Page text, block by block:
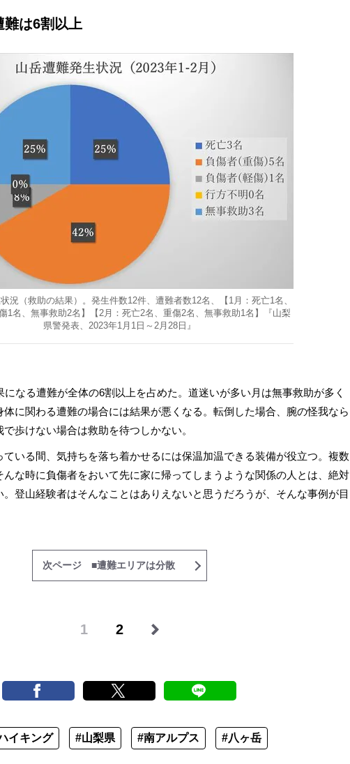
難は6割以上
況（救助の結果）。発生件数12件、遭難者数12名、【1月：死亡1名、
1名、無事救助2名】【2月：死亡2名、重傷2名、無事救助1名】『山梨
県警発表、2023年1月1日～2月28日』
なる遭難が全体の6割以上を占めた。道迷いが多い月は無事救助が多く
に関わる遭難の場合には結果が悪くなる。転倒した場合、腕の怪我なら
歩けない場合は救助を待つしかない。
いる間、気持ちを落ち着かせるには保温加温できる装備が役立つ。複数
んな時に負傷者をおいて先に家に帰ってしまうような関係の人とは、絶対
登山経験者はそんなことはありえないと思うだろうが、そんな事例が目
次ページ ■遭難エリアは分散
1 2
イキング #山梨県 #南アルプス #八ヶ岳